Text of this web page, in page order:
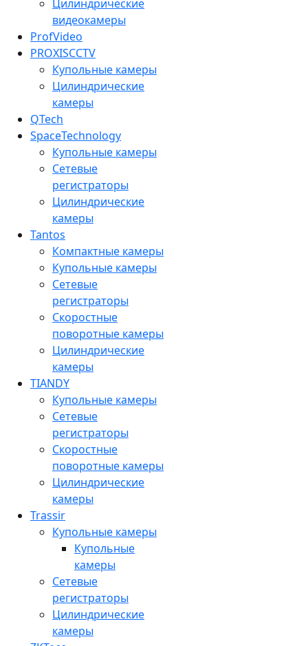
Цилиндрические
видеокамеры
ProfVideo
PROXISCCTV
Купольные камеры
Цилиндрические
камеры
QTech
SpaceTechnology
Купольные камеры
Сетевые
регистраторы
Цилиндрические
камеры
Tantos
Компактные камеры
Купольные камеры
Сетевые
регистраторы
Скоростные
поворотные камеры
Цилиндрические
камеры
TIANDY
Купольные камеры
Сетевые
регистраторы
Скоростные
поворотные камеры
Цилиндрические
камеры
Trassir
Купольные камеры
Купольные
камеры
Сетевые
регистраторы
Цилиндрические
камеры